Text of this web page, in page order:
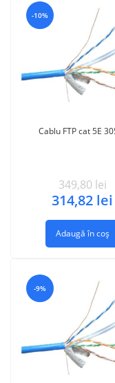
-10%
Cablu FTP cat 5E
349,80 lei
314,82 lei
Adaugă în coș
-9%